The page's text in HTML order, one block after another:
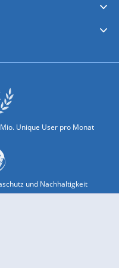
Unique User pro Monat
und Nachhaltigkeit